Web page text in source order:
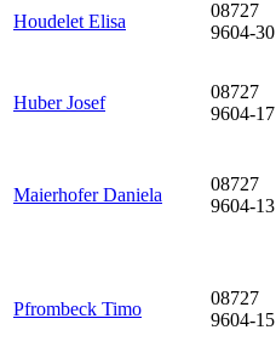
Houdelet Elisa
08727
9604-30
Huber Josef
08727
9604-17
Maierhofer Daniela
08727
9604-13
Pfrombeck Timo
08727
9604-15